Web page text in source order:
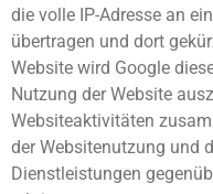
die volle IP-Adresse an
übertragen und dort
Website wird Google
Nutzung der Website
Websiteaktivitäten
der Websitenutzung und
Dienstleistungen